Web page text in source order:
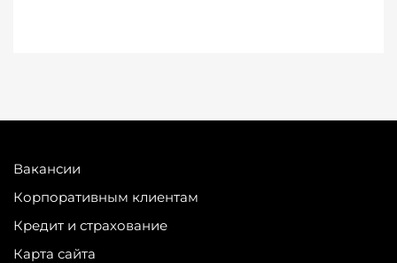
Вакансии
Корпоративным клиентам
Кредит и страхование
Карта сайта